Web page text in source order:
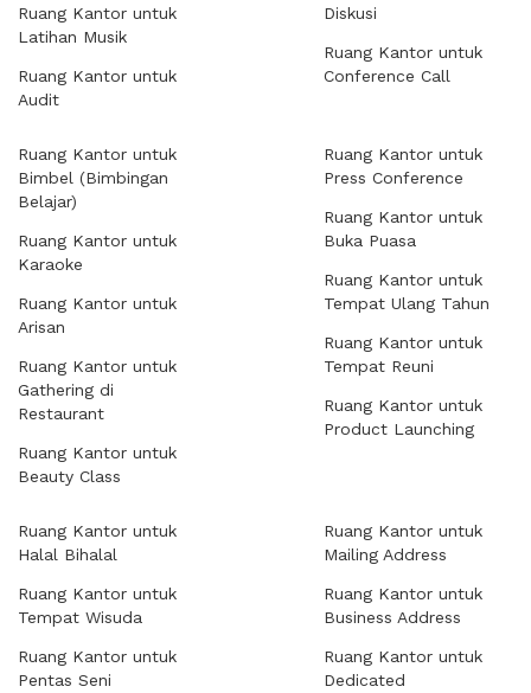
Ruang Kantor untuk
Latihan Musik
Ruang Kantor untuk
Audit
Diskusi
Ruang Kantor untuk
Conference Call
Ruang Kantor untuk
Bimbel (Bimbingan
Belajar)
Ruang Kantor untuk
Karaoke
Ruang Kantor untuk
Arisan
Ruang Kantor untuk
Gathering di
Restaurant
Ruang Kantor untuk
Beauty Class
Ruang Kantor untuk
Press Conference
Ruang Kantor untuk
Buka Puasa
Ruang Kantor untuk
Tempat Ulang Tahun
Ruang Kantor untuk
Tempat Reuni
Ruang Kantor untuk
Product Launching
Ruang Kantor untuk
Halal Bihalal
Ruang Kantor untuk
Tempat Wisuda
Ruang Kantor untuk
Pentas Seni
Ruang Kantor untuk
Mailing Address
Ruang Kantor untuk
Business Address
Ruang Kantor untuk
Dedicated